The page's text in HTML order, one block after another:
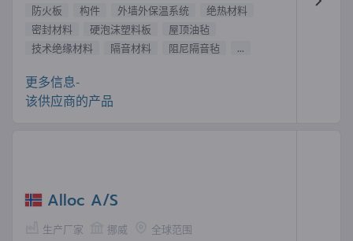
防火板 构件 外墙外保温系统
绝热材料
密封材料
硬泡沫塑料板
屋顶油毡
技术绝缘材料
隔音材料 阻尼隔音毡 ...
更多信息-
该供应商的产品
Alloc A/S
生产厂家 挪威 全球范围